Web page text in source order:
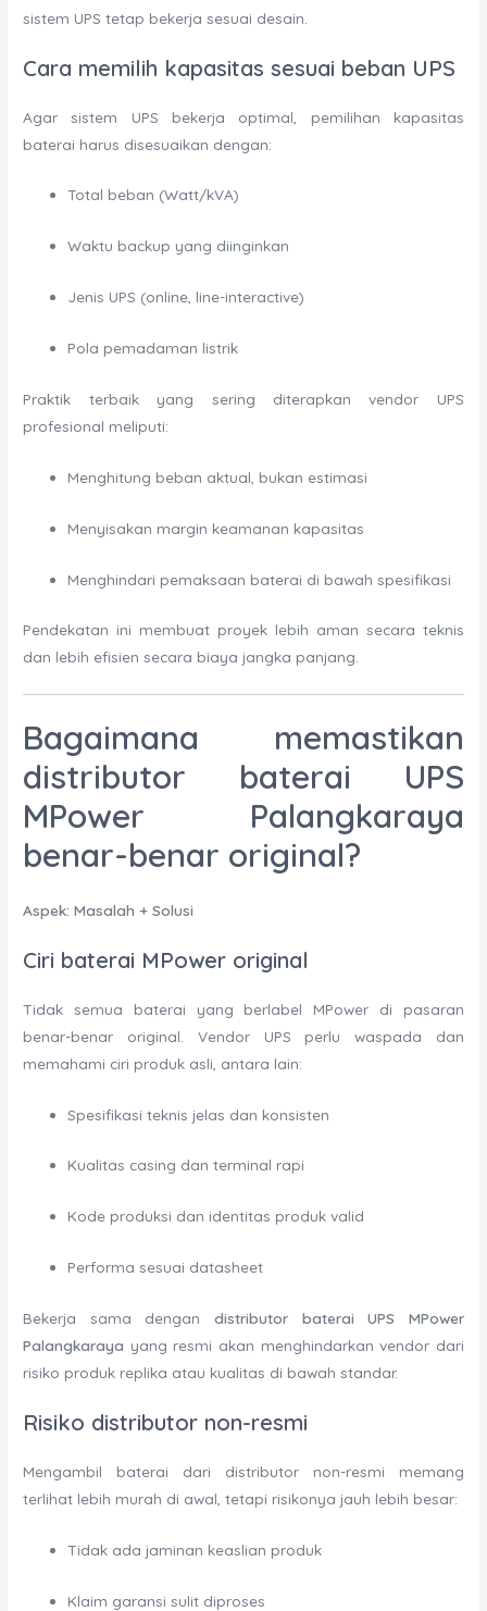
sistem UPS tetap bekerja sesuai desain.
Cara memilih kapasitas sesuai beban UPS
Agar sistem UPS bekerja optimal, pemilihan kapasitas
baterai harus disesuaikan dengan:
Total beban (Watt/kVA)
Waktu backup yang diinginkan
Jenis UPS (online, line-interactive)
Pola pemadaman listrik
Praktik terbaik yang sering diterapkan vendor UPS
profesional meliputi:
Menghitung beban aktual, bukan estimasi
Menyisakan margin keamanan kapasitas
Menghindari pemaksaan baterai di bawah spesifikasi
Pendekatan ini membuat proyek lebih aman secara teknis
dan lebih efisien secara biaya jangka panjang.
Bagaimana memastikan
distributor baterai UPS
MPower Palangkaraya
benar-benar original?
Aspek: Masalah + Solusi
Ciri baterai MPower original
Tidak semua baterai yang berlabel MPower di pasaran
benar-benar original. Vendor UPS perlu waspada dan
memahami ciri produk asli, antara lain:
Spesifikasi teknis jelas dan konsisten
Kualitas casing dan terminal rapi
Kode produksi dan identitas produk valid
Performa sesuai datasheet
Bekerja sama dengan distributor baterai UPS MPower
Palangkaraya yang resmi akan menghindarkan vendor dari
risiko produk replika atau kualitas di bawah standar.
Risiko distributor non-resmi
Mengambil baterai dari distributor non-resmi memang
terlihat lebih murah di awal, tetapi risikonya jauh lebih besar:
Tidak ada jaminan keaslian produk
Klaim garansi sulit diproses